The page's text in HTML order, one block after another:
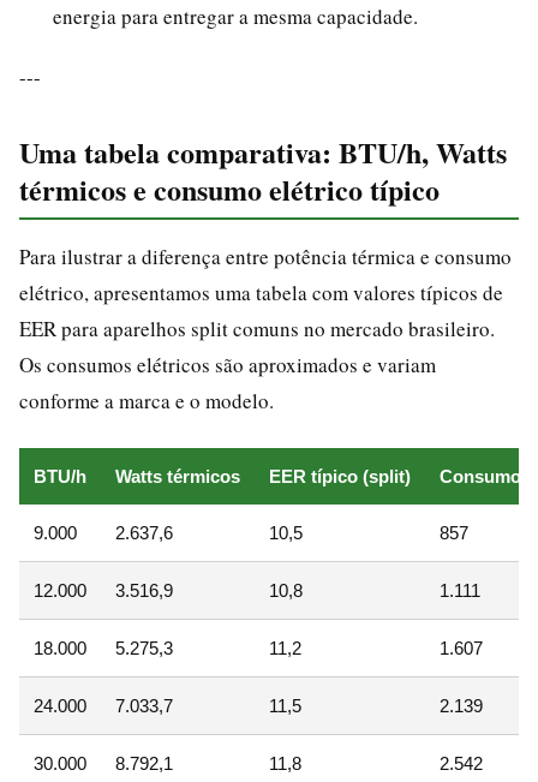
energia para entregar a mesma capacidade.
---
Uma tabela comparativa: BTU/h, Watts
térmicos e consumo elétrico típico
Para ilustrar a diferença entre potência térmica e consumo
elétrico, apresentamos uma tabela com valores típicos de
EER para aparelhos split comuns no mercado brasileiro.
Os consumos elétricos são aproximados e variam
conforme a marca e o modelo.
BTU/h Watts térmicos EER típico (split) Consumo
9.000 2.637,6 10,5 857
12.000 3.516,9 10,8 1.111
18.000 5.275,3 11,2 1.607
24.000 7.033,7 11,5 2.139
30.000 8.792,1 11,8 2.542